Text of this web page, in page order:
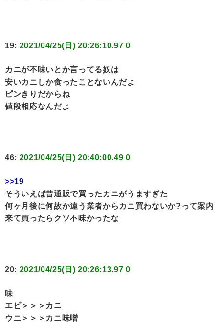
19: 2021/04/25(日) 20:26:10.97 0
カニが不味いとか言ってる奴は
安いカニしか食ったことないんだよ
ピンきりだからね
値段相応なんだよ
46: 2021/04/25(日) 20:40:00.49 0
>>19
そういえば昔通販で買ったカニがうますぎた
何ヶ月後に何故か違う業者からカニ買わないか?って案内
来て買ったらクソ不味かったな
20: 2021/04/25(日) 20:26:13.97 0
味
エビ＞＞＞カニ
ウニ＞＞＞カニ味噌